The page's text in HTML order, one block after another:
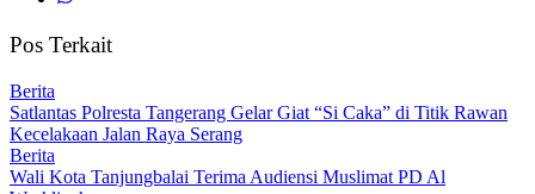
Pos Terkait
Berita
Satlantas Polresta Tangerang Gelar Giat “Si Caka” di Titik Rawan
Kecelakaan Jalan Raya Serang
Berita
Wali Kota Tanjungbalai Terima Audiensi Muslimat PD Al